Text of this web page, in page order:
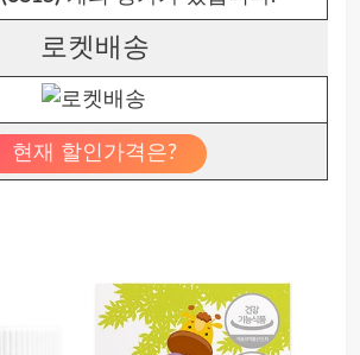
로켓배송
현재 할인가격은?